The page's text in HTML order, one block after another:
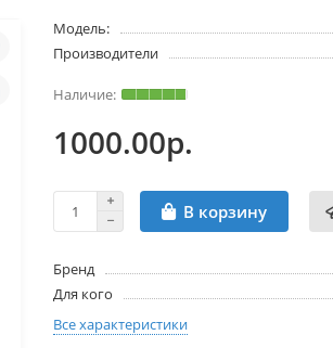
Модель:
Производители
1000.00р.
В корзину
Бренд
Для кого
Все характеристики